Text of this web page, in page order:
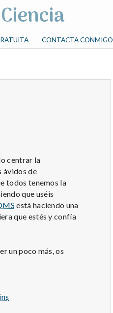
CONTACTA CONMIGO
centrar la
ávidos de
todos tenemos la
que uséis
está haciendo una
que estés y confía
un poco más, os